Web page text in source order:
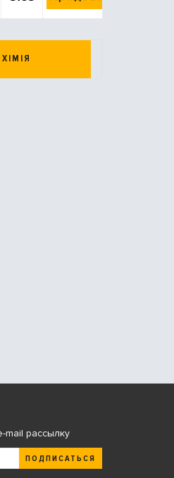
рассылку
ПОДПИСАТЬСЯ